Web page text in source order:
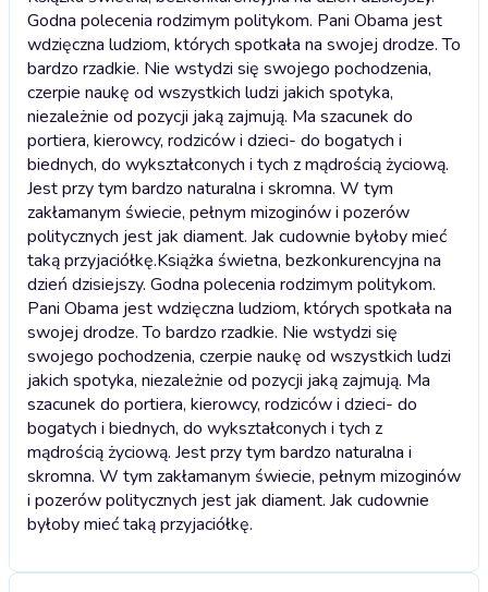
Godna polecenia rodzimym politykom. Pani Obama jest
wdzięczna ludziom, których spotkała na swojej drodze. To
bardzo rzadkie. Nie wstydzi się swojego pochodzenia,
czerpie naukę od wszystkich ludzi jakich spotyka,
niezależnie od pozycji jaką zajmują. Ma szacunek do
portiera, kierowcy, rodziców i dzieci- do bogatych i
biednych, do wykształconych i tych z mądrością życiową.
Jest przy tym bardzo naturalna i skromna. W tym
zakłamanym świecie, pełnym mizoginów i pozerów
politycznych jest jak diament. Jak cudownie byłoby mieć
taką przyjaciółkę.Książka świetna, bezkonkurencyjna na
dzień dzisiejszy. Godna polecenia rodzimym politykom.
Pani Obama jest wdzięczna ludziom, których spotkała na
swojej drodze. To bardzo rzadkie. Nie wstydzi się
swojego pochodzenia, czerpie naukę od wszystkich ludzi
jakich spotyka, niezależnie od pozycji jaką zajmują. Ma
szacunek do portiera, kierowcy, rodziców i dzieci- do
bogatych i biednych, do wykształconych i tych z
mądrością życiową. Jest przy tym bardzo naturalna i
skromna. W tym zakłamanym świecie, pełnym mizoginów
i pozerów politycznych jest jak diament. Jak cudownie
byłoby mieć taką przyjaciółkę.